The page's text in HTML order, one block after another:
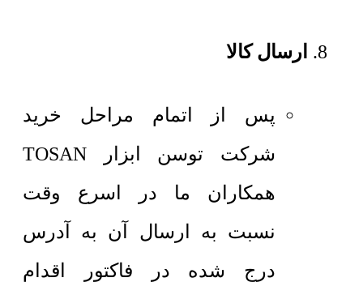
ارسال کالا
پس از اتمام مراحل خرید
شرکت توسن ابزار TOSAN
همکاران ما در اسرع وقت
نسبت به ارسال آن به آدرس
درج شده در فاکتور اقدام